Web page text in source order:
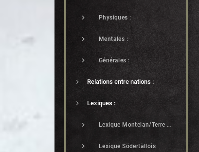
Physiques :
Mentales :
Générales :
Relations entre nations :
Lexiques :
Lexique Montelan/Terre Sacrée
Lexique Södertällois